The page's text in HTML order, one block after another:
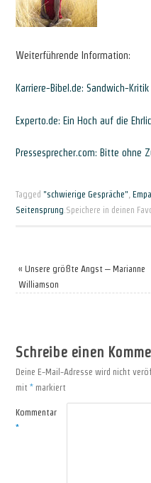
Weiterführende Information:
Karriere-Bibel.de: Sandwich-Kritik
Experto.de: Ein Hoch auf die
Pressesprecher.com: Bitte ohne
Tagged "schwierige Gespräche",
Seitensprung.Speichere in deinen
« Unsere größte Angst – Marianne
Williamson
Schreibe einen
Deine E-Mail-Adresse wird nicht
mit *markiert
Kommentar
*